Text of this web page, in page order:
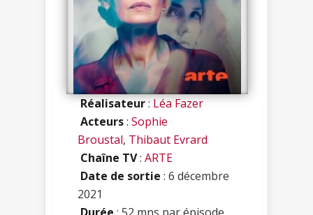
Réalisateur:Léa Fazer
Acteurs: Sophie
Broustal, Thibaut Evrard
Chaîne TV: ARTE
Date de sortie : 6 décembre
2021